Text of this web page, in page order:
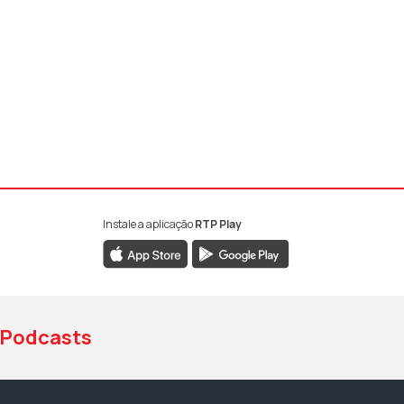
da RTP Antena 1
da RTP Antena 1
YouTube da RTP Antena 1
Instale a aplicaçãoRTP Play
Podcasts